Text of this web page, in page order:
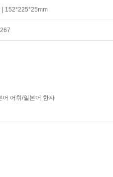
| 152*225*25mm
어 어휘/일본어 한자